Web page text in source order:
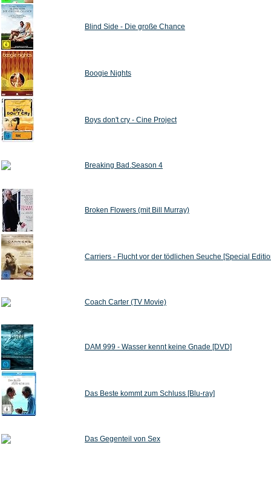
Blind Side - Die große Chance
Boogie Nights
Boys don't cry - Cine Project
Breaking Bad.Season 4
Broken Flowers (mit Bill Murray)
Carriers - Flucht vor der tödlichen Seuche [Special
Coach Carter (TV Movie)
DAM 999 - Wasser kennt keine Gnade [DVD]
Das Beste kommt zum Schluss [Blu-ray]
Das Gegenteil von Sex